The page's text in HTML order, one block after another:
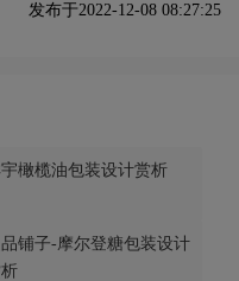
发布于2022-12-08 08:27:25
橄榄油包装设计赏析
品铺子-摩尔登糖包装设计